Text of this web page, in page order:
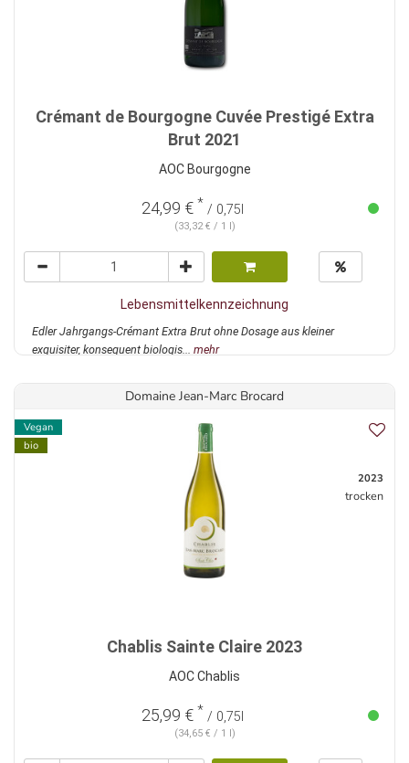
Crémant de Bourgogne Cuvée Prestigé Extra
Brut 2021
AOC Bourgogne
24,99 € * / 0,75l
(33,32 € / 1 l)
Lebensmittelkennzeichnung
Edler Jahrgangs-Crémant Extra Brut ohne Dosage aus kleiner
exquisiter, konsequent biologis... mehr
Domaine Jean-Marc Brocard
Vegan
bio
2023
trocken
Chablis Sainte Claire 2023
AOC Chablis
25,99 € * / 0,75l
(34,65 € / 1 l)